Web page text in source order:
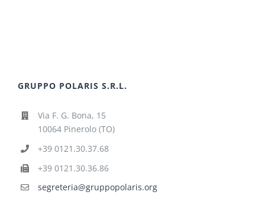
GRUPPO POLARIS S.R.L.
Via F. G. Bona, 15
10064 Pinerolo (TO)
+39 0121.30.37.68
+39 0121.30.36.86
segreteria@gruppopolaris.org